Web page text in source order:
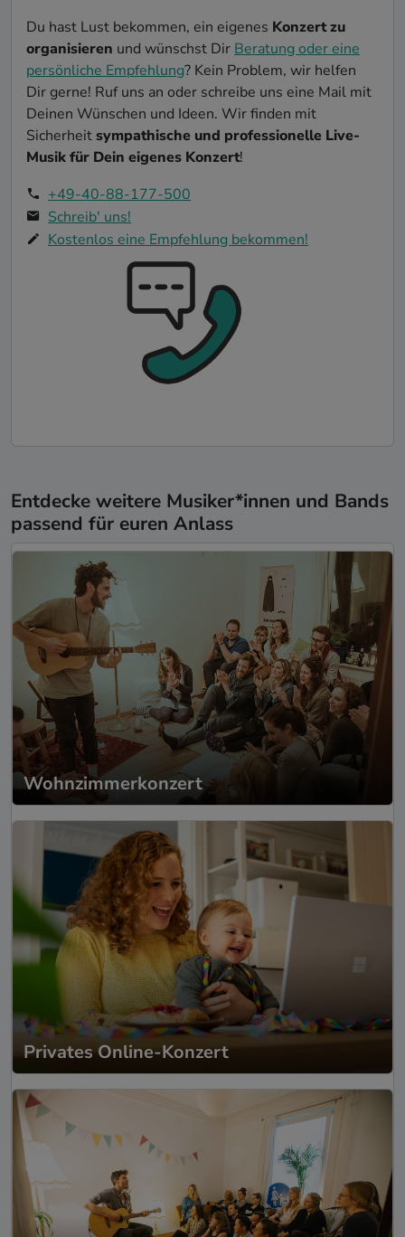
Du hast Lust bekommen, ein eigenes Konzert zu
organisieren und wünschst Dir Beratung oder eine
persönliche Empfehlung? Kein Problem, wir helfen
Dir gerne! Ruf uns an oder schreibe uns eine Mail mit
Deinen Wünschen und Ideen. Wir finden mit
Sicherheitsympathische und professionelle Live-
Musik für Dein eigenes Konzert!
+49-40-88-177-500
Schreib' uns!
Kostenlos eine Empfehlung bekommen!
Entdecke weitere Musiker*innen und Bands
passend für euren Anlass
Wohnzimmerkonzert
Privates Online-Konzert